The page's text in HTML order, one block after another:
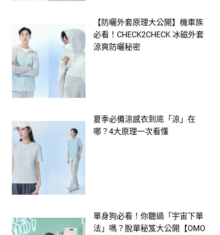
【防曬外套原理大公開】機車族
必看！CHECK2CHECK 冰磁外套
涼爽防曬秘密
夏季必備涼感衣到底「涼」在
哪？4大原理一次看懂
單身狗必看！你聽過「宇宙下單
法」嗎？脫單秘笈大公開【OMO